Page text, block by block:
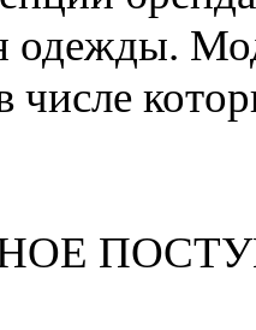
одежды.
числе